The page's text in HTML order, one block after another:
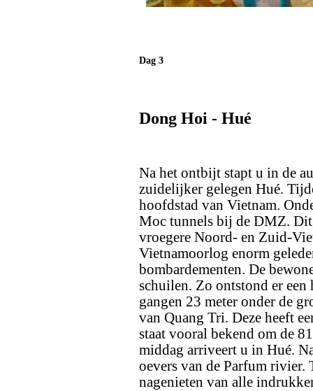
Dag 3
Dong Hoi - Hué
Na het ontbijt stapt u in de
zuidelijker gelegen Hué.
hoofdstad van Vietnam.
Moc tunnels bij de DMZ.
vroegere Noord- en Zuid-
Vietnamoorlog enorm
bombardementen. De
schuilen. Zo ontstond er een
gangen 23 meter onder de
van Quang Tri. Deze heeft
staat vooral bekend om de
middag arriveert u in Hué.
oevers van de Parfum
nagenieten van alle